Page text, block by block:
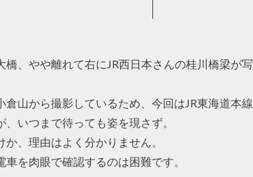
、やや離れて右にJR西日本さんの桂川橋梁が写
山から撮影しているため、今回はJR東海道本線
いつまで待っても姿を現さず。
、理由はよく分かりません。
を肉眼で確認するのは困難です。